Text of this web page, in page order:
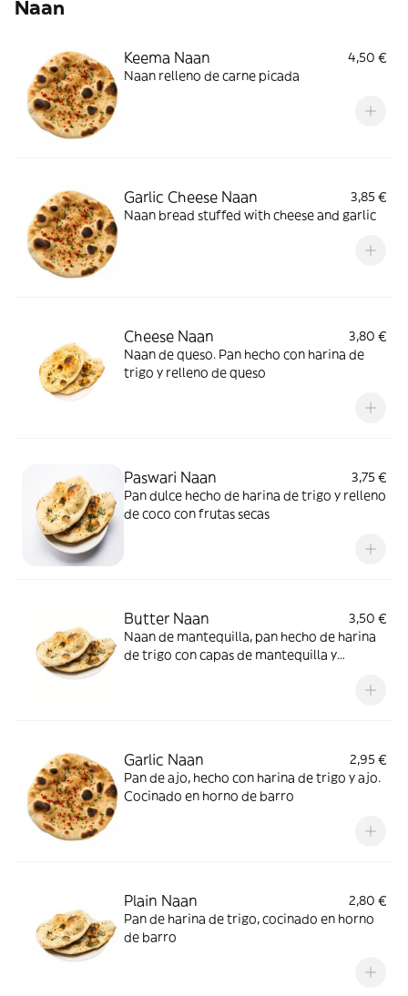
Naan
Keema Naan
4,50 €
Naan relleno de carne picada
Garlic Cheese Naan
3,85 €
Naan bread stuffed with cheese and garlic
Cheese Naan
3,80 €
Naan de queso. Pan hecho con harina de
trigo y relleno de queso
Paswari Naan
3,75 €
Pan dulce hecho de harina de trigo y relleno
de coco con frutas secas
Butter Naan
3,50 €
Naan de mantequilla, pan hecho de harina
de trigo con capas de mantequilla y
Garlic Naan
2,95 €
Pan de ajo, hecho con harina de trigo y ajo.
Cocinado en horno de barro
Plain Naan
2,80 €
Pan de harina de trigo, cocinado en horno
de barro